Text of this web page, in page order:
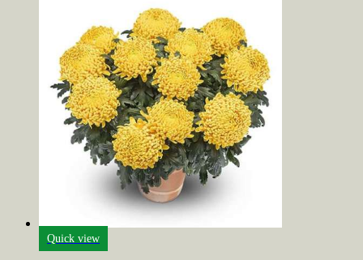
Quick view